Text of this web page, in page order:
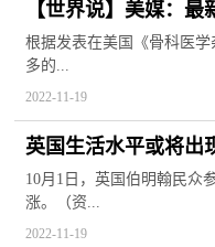
【世界说】美媒：
原住民和黑人儿童经
根据发表在美国《骨科医
多的...
2022-11-19
英国生活水平或将出
增长惨淡年代来临4
10月1日，英国伯明翰民众
涨。（资...
2022-11-19